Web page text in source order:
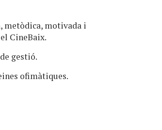
metòdica, motivada i
CineBaix.
gestió.
ofimàtiques.